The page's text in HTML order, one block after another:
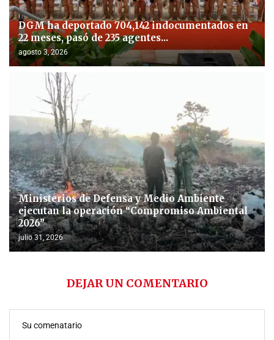
DGM ha deportado 704,142 indocumentados en
22 meses, pasó de 235 agentes...
agosto 3, 2026
Ministerios de Defensa y Medio Ambiente
ejecutan la operación “Compromiso Ambiental
2026”
julio 31, 2026
DEJAR UN COMENTARIO